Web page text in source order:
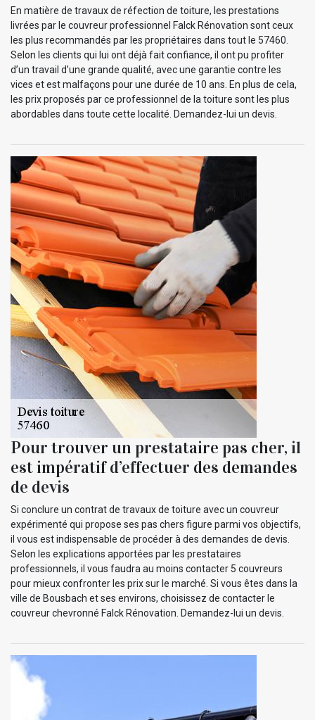
En matière de travaux de réfection de toiture, les prestations
livrées par le couvreur professionnel Falck Rénovation sont ceux
les plus recommandés par les propriétaires dans tout le 57460.
Selon les clients qui lui ont déjà fait confiance, il ont pu profiter
d’un travail d’une grande qualité, avec une garantie contre les
vices et est malfaçons pour une durée de 10 ans. En plus de cela,
les prix proposés par ce professionnel de la toiture sont les plus
abordables dans toute cette localité. Demandez-lui un devis.
Pour trouver un prestataire pas cher, il
est impératif d’effectuer des demandes
de devis
Si conclure un contrat de travaux de toiture avec un couvreur
expérimenté qui propose ses pas chers figure parmi vos objectifs,
il vous est indispensable de procéder à des demandes de devis.
Selon les explications apportées par les prestataires
professionnels, il vous faudra au moins contacter 5 couvreurs
pour mieux confronter les prix sur le marché. Si vous êtes dans la
ville de Bousbach et ses environs, choisissez de contacter le
couvreur chevronné Falck Rénovation. Demandez-lui un devis.